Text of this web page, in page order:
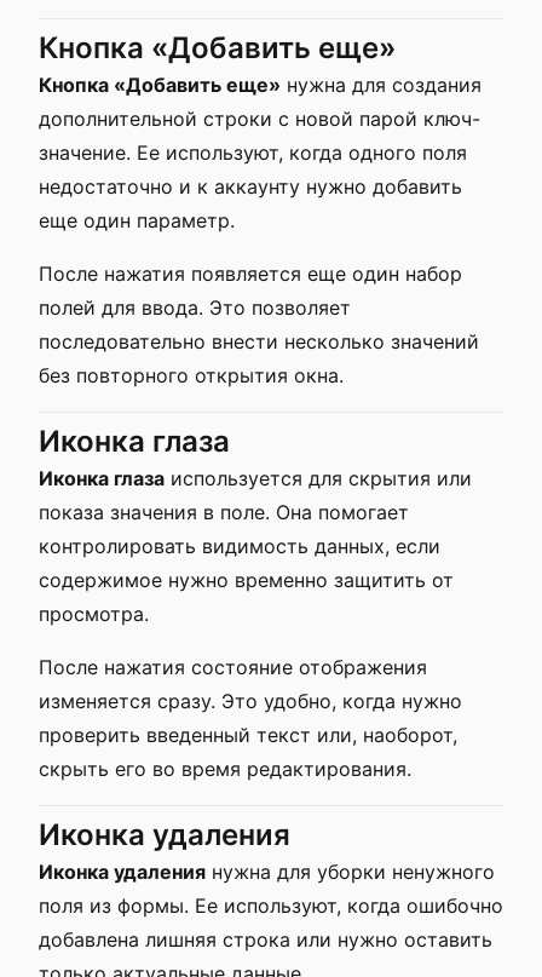
Кнопка «Добавить еще»
Кнопка «Добавить еще» нужна для создания
дополнительной строки с новой парой ключ-
значение. Ее используют, когда одного поля
недостаточно и к аккаунту нужно добавить
еще один параметр.
После нажатия появляется еще один набор
полей для ввода. Это позволяет
последовательно внести несколько значений
без повторного открытия окна.
Иконка глаза
Иконка глаза используется для скрытия или
показа значения в поле. Она помогает
контролировать видимость данных, если
содержимое нужно временно защитить от
просмотра.
После нажатия состояние отображения
изменяется сразу. Это удобно, когда нужно
проверить введенный текст или, наоборот,
скрыть его во время редактирования.
Иконка удаления
Иконка удаления нужна для уборки ненужного
поля из формы. Ее используют, когда ошибочно
добавлена лишняя строка или нужно оставить